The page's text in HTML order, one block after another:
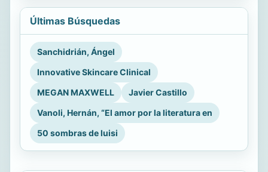
Últimas Búsquedas
Sanchidrián, Ángel
Innovative Skincare Clinical
MEGAN MAXWELL
Javier Castillo
Vanoli, Hernán, “El amor por la literatura en
50 sombras de luisi